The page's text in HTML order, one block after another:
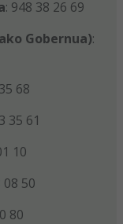
: 948 38 26 69
Gobernua):
68
35 61
10
08 50
80